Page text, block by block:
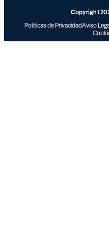
Copyright
Políticas de PrivacidadAviso